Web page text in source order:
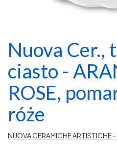
Nuova Cer.,
ciasto -
ROSE,
róże
NUOVA CERAMICHE ARTISTICHE